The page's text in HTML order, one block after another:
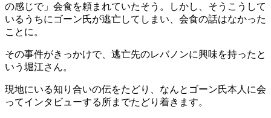
の感じで」会食を頼まれていたそう。しかし、そうこうして
いるうちにゴーン氏が逃亡してしまい、会食の話はなかった
ことに。
その事件がきっかけで、逃亡先のレバノンに興味を持ったと
いう堀江さん。
現地にいる知り合いの伝をたどり、なんとゴーン氏本人に会
ってインタビューする所までたどり着きます。